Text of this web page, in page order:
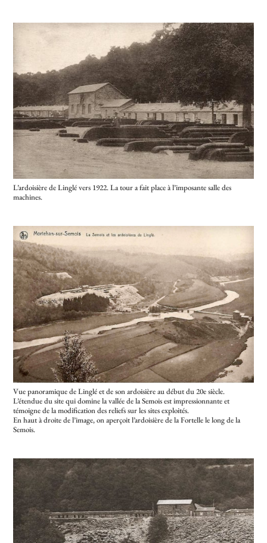
L’ardoisière de Linglé vers 1922. La tour a fait place à l’imposante salle des
machines.
Vue panoramique de Linglé et de son ardoisière au début du 20e siècle.
L’étendue du site qui domine la vallée de la Semois est impressionnante et
témoigne de la modification des reliefs sur les sites exploités.
En haut à droite de l’image, on aperçoit l’ardoisière de la Fortelle le long de la
Semois.